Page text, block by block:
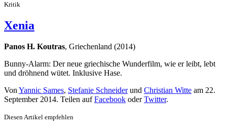
Kritik
Xenia
Panos H. Koutras, Griechenland (2014)
Bunny-Alarm: Der neue griechische Wunderfilm, wie er leibt, lebt
und dröhnend wütet. Inklusive Hase.
VonYannic Sames, Stefanie Schneiderund Christian Witte am 22.
September 2014. Teilen aufFacebook oderTwitter.
Diesen Artikel empfehlen